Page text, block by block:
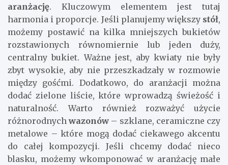
aranżację. Kluczowym elementem jest tutaj
harmonia i proporcje. Jeśli planujemy większy stół,
możemy postawić na kilka mniejszych bukietów
rozstawionych równomiernie lub jeden duży,
centralny bukiet. Ważne jest, aby kwiaty nie były
zbyt wysokie, aby nie przeszkadzały w rozmowie
między gośćmi. Dodatkowo, do aranżacji można
dodać zielone liście, które wprowadzą świeżość i
naturalność. Warto również rozważyć użycie
różnorodnychwazonów – szklane, ceramiczne czy
metalowe – które mogą dodać ciekawego akcentu
do całej kompozycji. Jeśli chcemy dodać nieco
blasku, możemy wkomponować w aranżację małe